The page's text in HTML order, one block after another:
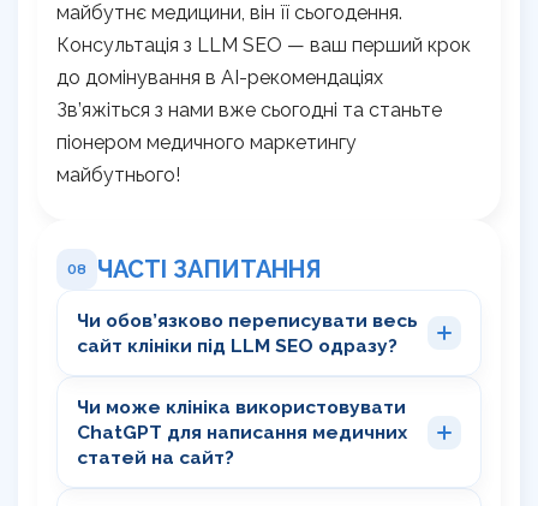
майбутнє медицини, він її сьогодення.
Консультація з LLM SEO — ваш перший крок
до домінування в AI-рекомендаціях
Зв’яжіться з нами вже сьогодні та станьте
піонером медичного маркетингу
майбутнього!
08 ЧАСТІ ЗАПИТАННЯ
Чи обов’язково переписувати весь
сайт клініки під LLM SEO одразу?
Чи може клініка використовувати
ChatGPT для написання медичних
статей на сайт?